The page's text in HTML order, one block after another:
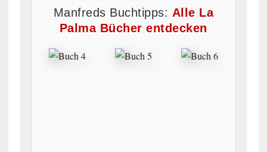
Manfreds Buchtipps: Alle La
Palma Bücher entdecken